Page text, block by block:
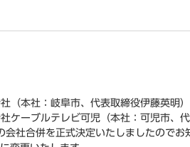
（本社：岐阜市、代表取締役伊藤英明
ケーブルテレビ可児（本社：可児市、
社合併を正式決定いたしましたので